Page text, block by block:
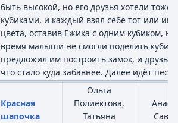
быть высокой, но его друзья хотели тоже
кубиками, и каждый взял себе тот или
цвета, оставив Ёжика с одним кубиком,
время малыши не смогли поделить
предложил им построить замок, и друзья
что стало куда забавнее. Далее идёт
Красная
шапочка
Ольга
Полиектова,
Татьяна